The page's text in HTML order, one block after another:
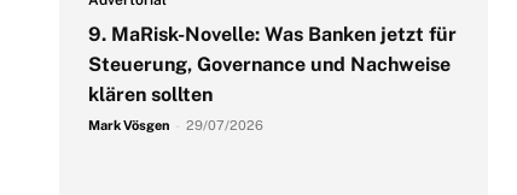
9. MaRisk-Novelle: Was Banken jetzt für
Steuerung, Governance und Nachweise
klären sollten
Mark Vösgen 29/07/2026